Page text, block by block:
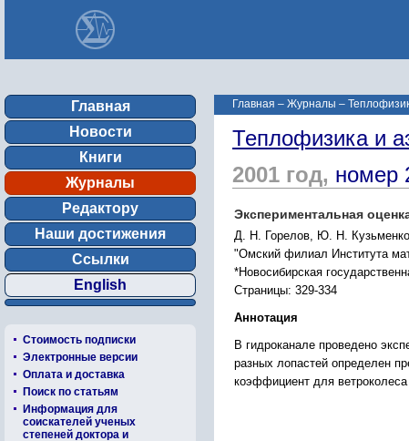
Главная
Новости
Книги
Журналы
Редактору
Наши достижения
Ссылки
English
Стоимость подписки
Электронные версии
Оплата и доставка
Поиск по статьям
Информация для
соискателей ученых
степеней доктора и
Главная – Журналы –
Теплофизика и
2001 год, номер
Экспериментальная
Д. Н. Горелов, Ю. Н.
"Омский филиал Института
*Новосибирская
Страницы: 329-334
Аннотация
В гидроканале проведено
разных лопастей определен
коэффициент для